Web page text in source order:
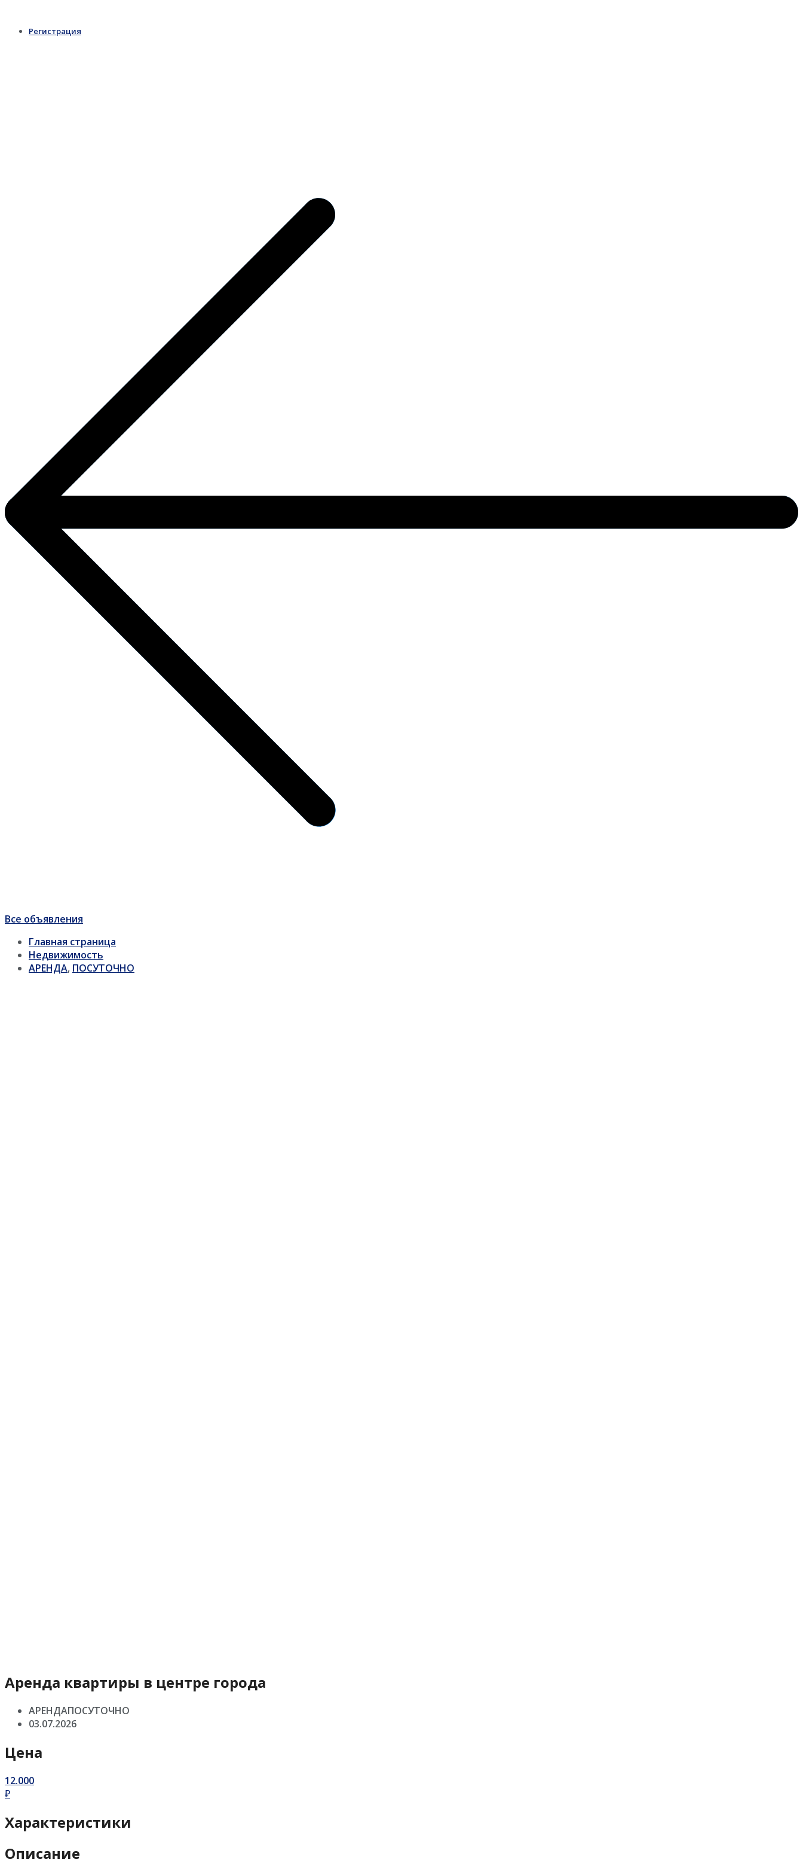
Регистрация
Все объявления
Главная страница
Недвижимость
АРЕНДА, ПОСУТОЧНО
Аренда квартиры в центре города
АРЕНДАПОСУТОЧНО
03.07.2026
Цена
12.000
₽
Характеристики
Описание